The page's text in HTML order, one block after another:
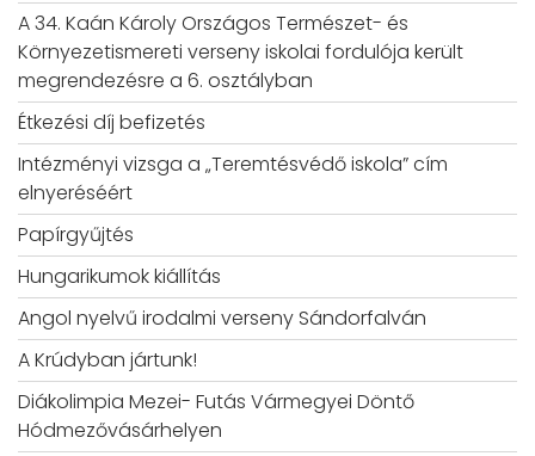
A 34. Kaán Károly Országos Természet- és
Környezetismereti verseny iskolai fordulója került
megrendezésre a 6. osztályban
Étkezési díj befizetés
Intézményi vizsga a „Teremtésvédő iskola” cím
elnyeréséért
Papírgyűjtés
Hungarikumok kiállítás
Angol nyelvű irodalmi verseny Sándorfalván
A Krúdyban jártunk!
Diákolimpia Mezei- Futás Vármegyei Döntő
Hódmezővásárhelyen